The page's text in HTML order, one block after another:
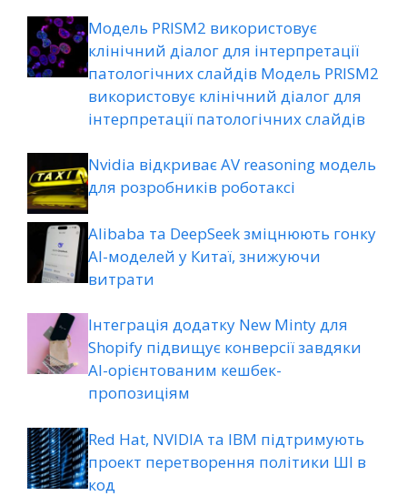
Модель PRISM2 використовує
клінічний діалог для інтерпретації
патологічних слайдів Модель PRISM2
використовує клінічний діалог для
інтерпретації патологічних слайдів
Nvidia відкриває AV reasoning модель
для розробників роботаксі
Alibaba та DeepSeek зміцнюють гонку
AI-моделей у Китаї, знижуючи
витрати
Інтеграція додатку New Minty для
Shopify підвищує конверсії завдяки
AI-орієнтованим кешбек-
пропозиціям
Red Hat, NVIDIA та IBM підтримують
проект перетворення політики ШІ в
код